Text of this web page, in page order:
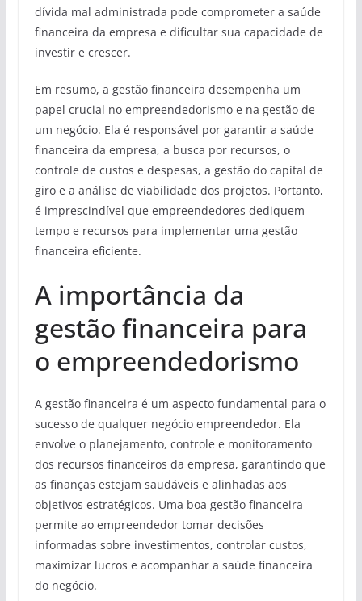
dívida mal administrada pode comprometer a saúde
financeira da empresa e dificultar sua capacidade de
investir e crescer.
Em resumo, a gestão financeira desempenha um
papel crucial no empreendedorismo e na gestão de
um negócio. Ela é responsável por garantir a saúde
financeira da empresa, a busca por recursos, o
controle de custos e despesas, a gestão do capital de
giro e a análise de viabilidade dos projetos. Portanto,
é imprescindível que empreendedores dediquem
tempo e recursos para implementar uma gestão
financeira eficiente.
A importância da
gestão financeira para
o empreendedorismo
A gestão financeira é um aspecto fundamental para o
sucesso de qualquer negócio empreendedor. Ela
envolve o planejamento, controle e monitoramento
dos recursos financeiros da empresa, garantindo que
as finanças estejam saudáveis e alinhadas aos
objetivos estratégicos. Uma boa gestão financeira
permite ao empreendedor tomar decisões
informadas sobre investimentos, controlar custos,
maximizar lucros e acompanhar a saúde financeira
do negócio.